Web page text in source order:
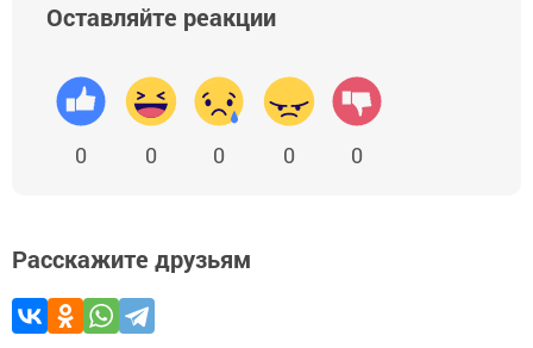
Оставляйте реакции
0 0 0 0 0
Расскажите друзьям